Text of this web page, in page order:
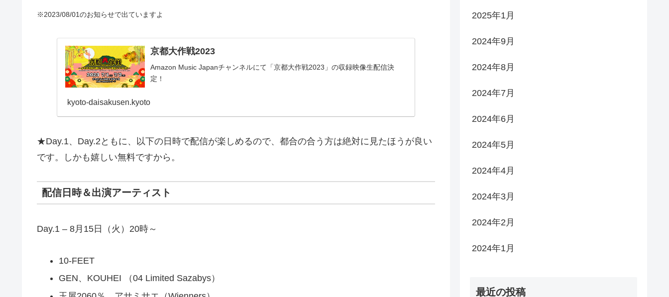
※2023/08/01のお知らせで出ていますよ
京都大作戦2023
Amazon Music Japanチャンネルにて「京都大作戦2023」の収録映像生配信決
定！
kyoto-daisakusen.kyoto
★Day.1、Day.2ともに、以下の日時で配信が楽しめるので、都合の合う方は絶対に見たほうが良い
です。しかも嬉しい無料ですから。
配信日時＆出演アーティスト
Day.1 – 8月15日（火）20時～
10-FEET
GEN、KOUHEI （04 Limited Sazabys）
2025年1月
2024年9月
2024年8月
2024年7月
2024年6月
2024年5月
2024年4月
2024年3月
2024年2月
2024年1月
最近の投稿